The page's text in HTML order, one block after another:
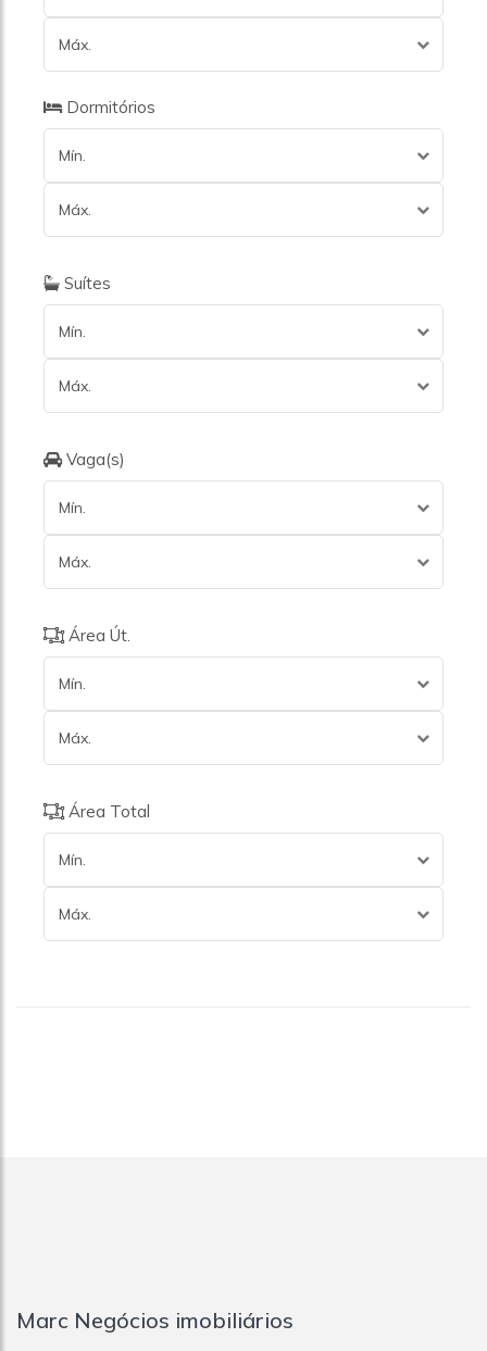
Máx.
Dormitórios
Mín.
Máx.
Suítes
Mín.
Máx.
Vaga(s)
Mín.
Máx.
Área Út.
Mín.
Máx.
Área Total
Mín.
Máx.
Marc Negócios imobiliários